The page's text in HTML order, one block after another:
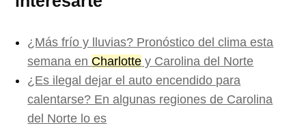
¿Más frío y lluvias? Pronóstico del clima esta
semana en Charlotte y Carolina del Norte
¿Es ilegal dejar el auto encendido para
calentarse? En algunas regiones de Carolina
del Norte lo es